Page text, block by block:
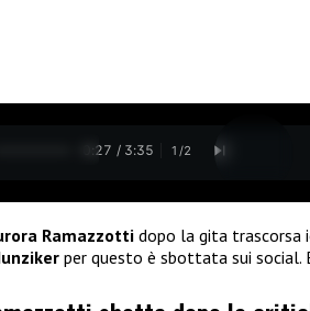
0:28 / 3:35 1 /2
Ramazzottidopo la gita trascorsa
per questo è sbottata sui social.